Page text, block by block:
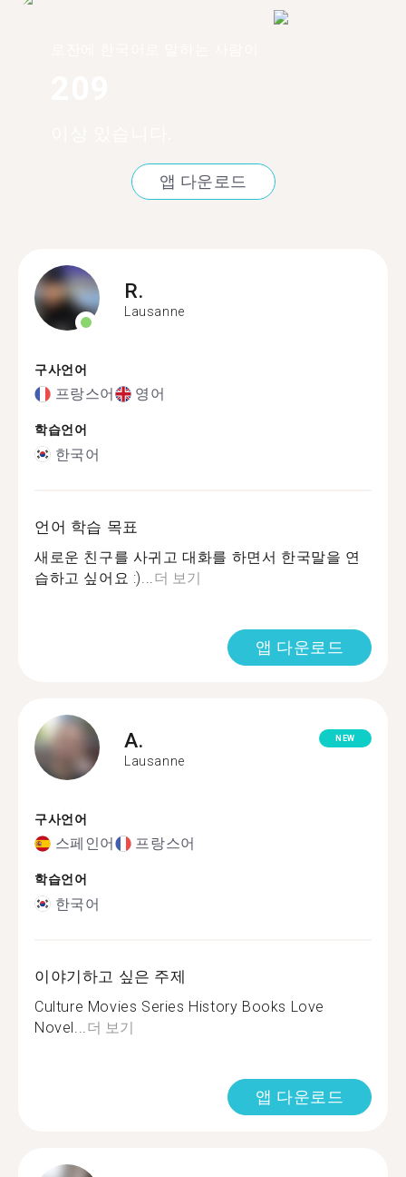
앱 다운로드
R.
Lausanne
구사언어
프랑스어 영어
학습언어
한국어
언어 학습 목표
새로운 친구를 사귀고 대화를 하면서 한국말을 연
습하고 싶어요 :)... 더 보기
앱 다운로드
A.
Lausanne
NEW
구사언어
스페인어 프랑스어
학습언어
한국어
이야기하고 싶은 주제
Culture Movies Series History Books Love
Novel... 더 보기
앱 다운로드